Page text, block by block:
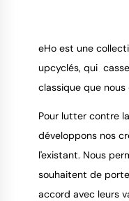
eHo est une
upcyclés, qui
classique que nous
Pour lutter contre
développons nos
l'existant. Nous
souhaitent de
accord avec leurs